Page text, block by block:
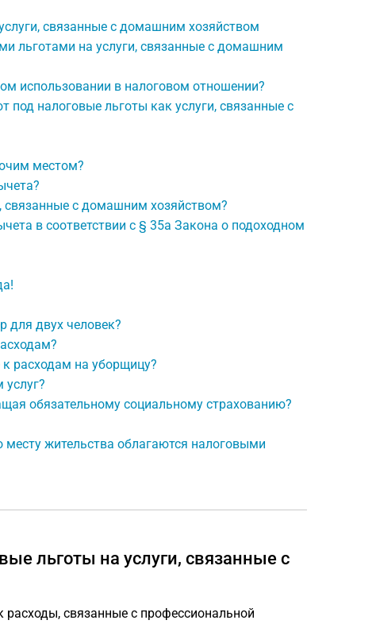
связанные с домашним хозяйством
льготами на услуги, связанные с домашним
использовании в налоговом отношении?
налоговые льготы как услуги, связанные с
местом?
связанные с домашним хозяйством?
в соответствии с § 35a Закона о подоходном
двух человек?
расходам на уборщицу?
обязательному социальному страхованию?
жительства облагаются налоговыми
льготы на услуги, связанные с
связанные с профессиональной